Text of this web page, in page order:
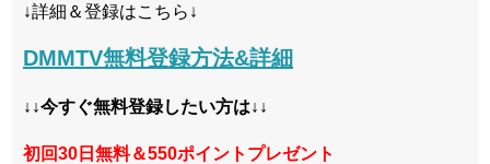
↓詳細＆登録はこちら↓
DMMTV無料登録方法&詳細
↓↓今すぐ無料登録したい方は↓↓
初回30日無料＆550ポイントプレゼント